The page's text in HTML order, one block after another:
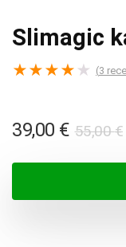
Slimagic
★★★★ ★ (3
55,00€
39,00 €